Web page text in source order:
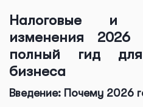
Налоговые и
изменения
полный гид
бизнеса
Введение: Почему 2026